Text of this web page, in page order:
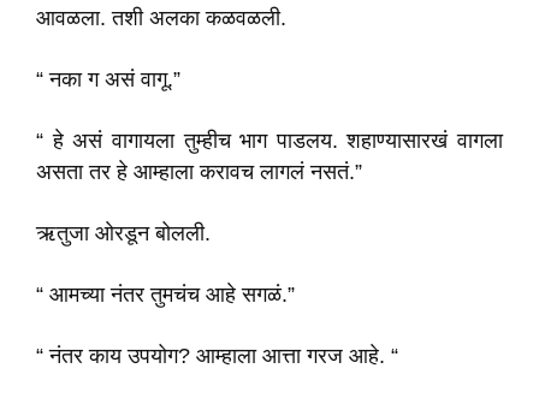
आवळला. तशी अलका कळवळली.
“ नका ग असं वागू.”
“ हे असं वागायला तुम्हीच भाग पाडलय. शहाण्यासारखं वागला
असता तर हे आम्हाला करावच लागलं नसतं.”
ऋतुजा ओरडून बोलली.
“ आमच्या नंतर तुमचंच आहे सगळं.”
“ नंतर काय उपयोग? आम्हाला आत्ता गरज आहे. “